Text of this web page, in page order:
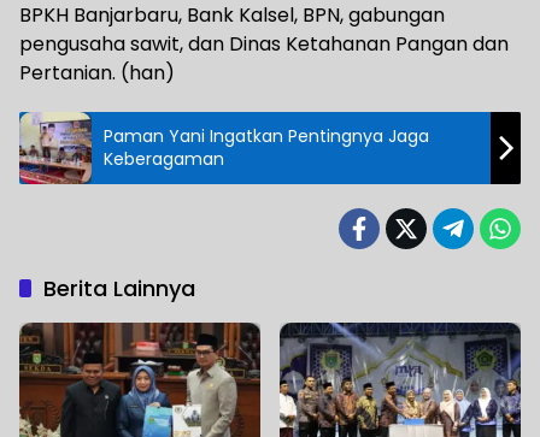
BPKH Banjarbaru, Bank Kalsel, BPN, gabungan
pengusaha sawit, dan Dinas Ketahanan Pangan dan
Pertanian. (han)
Paman Yani Ingatkan Pentingnya Jaga
Keberagaman
Berita Lainnya